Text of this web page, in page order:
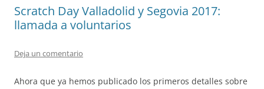
Scratch Day Valladolid y Segovia 2017:
llamada a voluntarios
Deja un comentario
Ahora que ya hemos publicado los primeros detalles sobre